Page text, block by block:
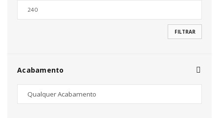
FILTRAR
Acabamento